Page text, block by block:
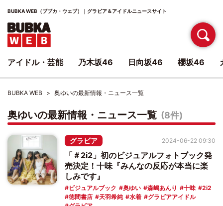
BUBKA WEB（ブブカ・ウェブ）｜グラビア＆アイドルニュースサイト
BUBKA WEB 奥ゆいの最新情報・ニュース一覧
奥ゆいの最新情報・ニュース一覧 (8件)
グラビア
「＃2i2」初のビジュアルフォトブック発
売決定！十味『みんなの反応が本当に楽
しみです』
ビジュアルブック 奥ゆい 森嶋あんり 十味
2i2
徳間書店
天羽希純 水着
グラビアアイドル
2024-06-22 09:30
アイドル・芸能 乃木坂46 日向坂46 櫻坂46